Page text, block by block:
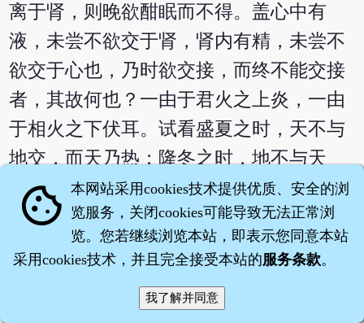
离于肾，则晚欲酣眠而不得。盖心中有
液，未尝不欲交于肾，肾内有精，未尝不
欲交于心也，乃时欲交接，而终不能交接
者，其故何也？一由于君火之上炎，一由
于相火之下伏耳。试看盛夏之时，天不与
地交，而天乃热；隆冬之时，地不与天
交，而天乃寒。人身何独不然？君火热而
能寒，则心自济于肾；相火寒而能热，则
肾自济于心，亦必然之理也。我欲使心气
交于心，致寤寐之恬愉。用肉桂于黄连之
cookie 本网站采用cookies技术提供优质、安全的浏
览服务，关闭cookies可能导致无法正常浏
览。您若继续浏览本站，即表示您同意本站
采用cookies技术，并且完全接受本站的服务条款。